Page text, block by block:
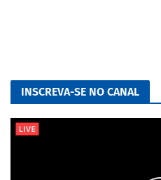
INSCREVA-SE NO CANAL